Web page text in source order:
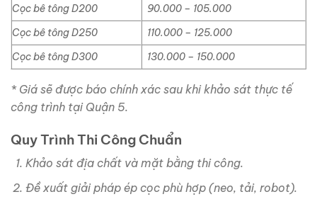
Cọc bê tông D200
90.000 – 105.000
Cọc bê tông D250
110.000 – 125.000
Cọc bê tông D300
130.000 – 150.000
* Giá sẽ được báo chính xác sau khi khảo sát thực tế
công trình tại Quận 5.
Quy Trình Thi Công Chuẩn
Khảo sát địa chất và mặt bằng thi công.
Đề xuất giải pháp ép cọc phù hợp (neo, tải, robot).